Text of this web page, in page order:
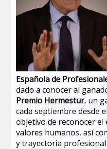
Española de
dado a conocer al
Premio Hermestur, un
cada septiembre desde
objetivo de reconocer el
valores humanos, así
y trayectoria